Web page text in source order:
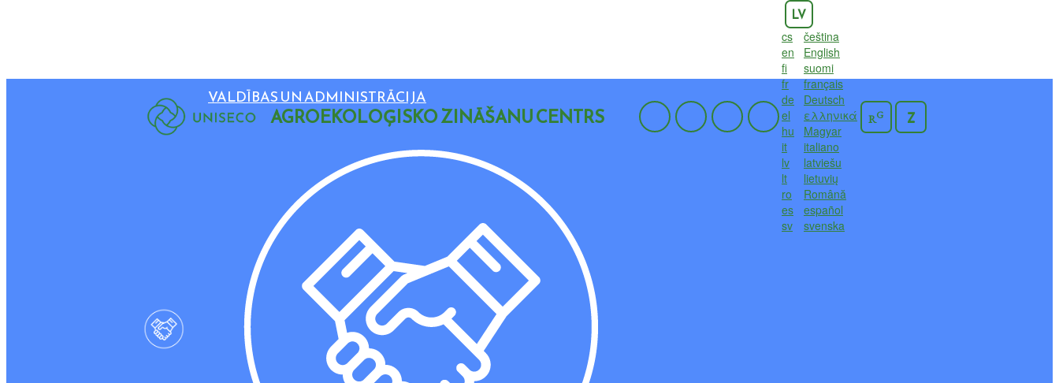
AGROEKOLOĢISKO ZINĀŠANU CENTRS
LV
cs
čeština
en
English
fi
suomi
fr
français
de
Deutsch
el
ελληνικά
hu
Magyar
it
italiano
lv
latviešu
lt
lietuvių
ro
Română
es
español
sv
svenska
RG Z
VALDĪBAS UN ADMINISTRĀCIJA